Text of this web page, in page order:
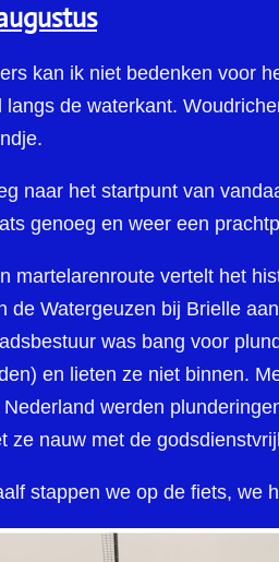
kan ik niet bedenken voor
langs de waterkant.
naar het startpunt van
genoeg en weer een
martelarenroute vertelt het
de Watergeuzen bij Brielle
was bang voor
en lieten ze niet binnen.
werden
ze nauw met de
stappen we op de fiets, we